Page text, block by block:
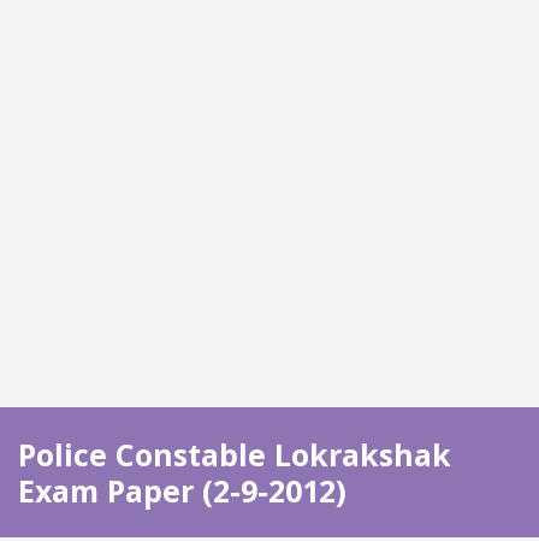
Police Constable Lokrakshak
Exam Paper (2-9-2012)